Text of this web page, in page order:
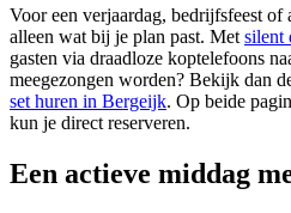
Voor een verjaardag, bedrijfsfeest
alleen wat bij je plan past. Metsilent
gasten via draadloze koptelefoons
meegezongen worden? Bekijk dan
set huren in Bergeijk. Op beide
kun je direct reserveren.
Een actieve middag